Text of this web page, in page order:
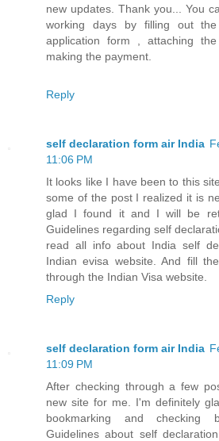
new updates. Thank you... You
working days by filling out
application form , attaching
making the payment.
Reply
self declaration form air India
11:06 PM
It looks like I have been to this
some of the post I realized it is
glad I found it and I will be
Guidelines regarding self
read all info about India self
Indian evisa website. And fill
through the Indian Visa website.
Reply
self declaration form air India
11:09 PM
After checking through a few
new site for me. I'm definitely
bookmarking and checking
Guidelines about self